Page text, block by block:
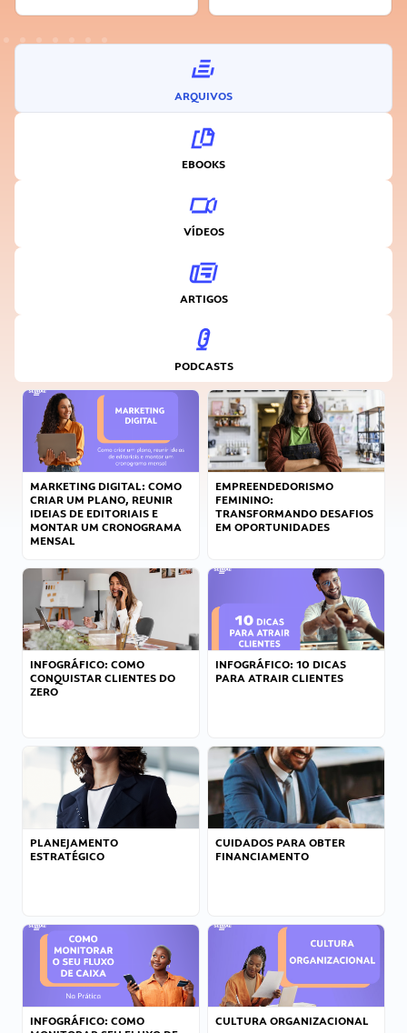
ARQUIVOS
EBOOKS
VÍDEOS
ARTIGOS
PODCASTS
MARKETING DIGITAL: COMO
CRIAR UM PLANO, REUNIR
IDEIAS DE EDITORIAIS E
MONTAR UM CRONOGRAMA
MENSAL
EMPREENDEDORISMO
FEMININO:
TRANSFORMANDO DESAFIOS
EM OPORTUNIDADES
INFOGRÁFICO: COMO
CONQUISTAR CLIENTES DO
ZERO
INFOGRÁFICO: 10 DICAS
PARA ATRAIR CLIENTES
PLANEJAMENTO
ESTRATÉGICO
CUIDADOS PARA OBTER
FINANCIAMENTO
INFOGRÁFICO: COMO
CULTURA ORGANIZACIONAL